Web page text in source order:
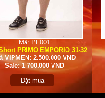
Mã: PE001
PRIMO EMPORIO 31-32
VIPMEN: 2.500.000 VND
Sale: 1.700.000 VND
Đặt mua